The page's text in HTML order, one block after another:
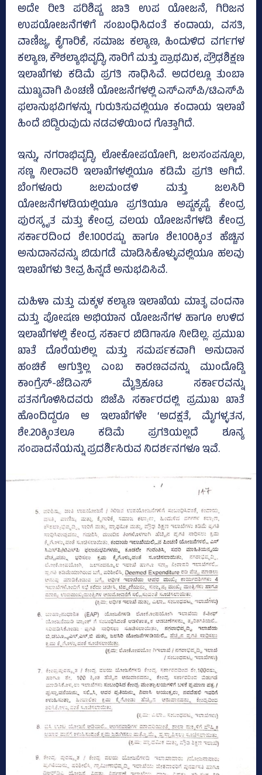
ಅದೇ ರೀತಿ ಪರಿಶಿಷ್ಟ ಜಾತಿ ಉಪ ಯೋಜನೆ, ಗಿರಿಜನ
ಉಪಯೋಜನೆಗಳಿಗೆ ಸಂಬಂಧಿಸಿದಂತೆ ಕಂದಾಯ, ವಸತಿ,
ವಾಣಿಜ್ಯ, ಕೈಗಾರಿಕೆ, ಸಮಾಜ ಕಲ್ಯಾಣ, ಹಿಂದುಳಿದ ವರ್ಗಗಳ
ಕಲ್ಯಾಣ, ಕೌಶಲ್ಯಾಭಿವೃದ್ಧಿ, ಸಾರಿಗೆ ಮತ್ತು ಪ್ರಾಥಮಿಕ, ಪ್ರೌಢಶಿಕ್ಷಣ
ಇಲಾಖೆಗಳು ಕಡಿಮೆ ಪ್ರಗತಿ ಸಾಧಿಸಿವೆ. ಅದರಲ್ಲೂ ತುಂಬಾ
ಮುಖ್ಯವಾಗಿ ಪಿಂಚಣಿ ಯೋಜನೆಗಳಲ್ಲಿ ಎಸ್‌ಎಸ್‌ಪಿ/ಟಿಎಸ್‌ಪಿ
ಫಲಾನುಭವಿಗಳನ್ನು ಗುರುತಿಸುವಲ್ಲಿಯೂ ಕಂದಾಯ ಇಲಾಖೆ
ಹಿಂದೆ ಬಿದ್ದಿರುವುದು ನಡವಳಿಯಿಂದ ಗೊತ್ತಾಗಿದೆ.
ಇನ್ನು, ನಗರಾಭಿವೃದ್ಧಿ, ಲೋಕೋಪಯೋಗಿ, ಜಲಸಂಪನ್ಮೂಲ,
ಸಣ್ಣ ನೀರಾವರಿ ಇಲಾಖೆಗಳಲ್ಲಿಯೂ ಕಡಿಮೆ ಪ್ರಗತಿ ಆಗಿದೆ.
ಬೆಂಗಳೂರು ಜಲಮಂಡಳಿ ಮತ್ತು ಜಲಸಿರಿ
ಯೋಜನೆಗಳಡಿಯಲ್ಲಿಯೂ ಪ್ರಗತಿಯೂ ಅಷ್ಟಕ್ಕಷ್ಟೆ. ಕೇಂದ್ರ
ಪುರಸ್ಕೃತ ಮತ್ತು ಕೇಂದ್ರ ವಲಯ ಯೋಜನೆಗಳಡಿ ಕೇಂದ್ರ
ಸರ್ಕಾರದಿಂದ ಶೇ.100ರಷ್ಟು ಹಾಗೂ ಶೇ.100ಕ್ಕಿಂತ ಹೆಚ್ಚಿನ
ಅನುದಾನವನ್ನು ಬಿಡುಗಡೆ ಮಾಡಿಸಿಕೊಳ್ಳುವಲ್ಲಿಯೂ ಹಲವು
ಇಲಾಖೆಗಳು ತೀವ್ರ ಹಿನ್ನಡೆ ಅನುಭವಿಸಿವೆ.
ಮಹಿಳಾ ಮತ್ತು ಮಕ್ಕಳ ಕಲ್ಯಾಣ ಇಲಾಖೆಯ ಮಾತೃ ವಂದನಾ
ಮತ್ತು ಪೋಷಣ ಅಭಿಯಾನ ಯೋಜನೆಗಳ ಹಾಗೂ ಉಳಿದ
ಇಲಾಖೆಗಳಲ್ಲಿ ಕೇಂದ್ರ ಸರ್ಕಾರ ಬಿಡಿಗಾಸೂ ನೀಡಿಲ್ಲ. ಪ್ರಮುಖ
ಖಾತೆ ದೊರೆಯಲಿಲ್ಲ ಮತ್ತು ಸಮರ್ಪಕವಾಗಿ ಅನುದಾನ
ಹಂಚಿಕೆ ಆಗುತ್ತಿಲ್ಲ ಎಂಬ ಕಾರಣವವನ್ನು ಮುಂದೊಡ್ಡಿ
ಕಾಂಗ್ರೆಸ್‌-ಜೆಡಿಎಸ್‌ ಮೈತ್ರಿಕೂಟ ಸರ್ಕಾರವನ್ನು
ಪತನಗೊಳಿಸಿದವರು ಬಿಜೆಪಿ ಸರ್ಕಾರದಲ್ಲಿ ಪ್ರಮುಖ ಖಾತೆ
ಹೊಂದಿದ್ದರೂ ಆ ಇಲಾಖೆಗಳೇ ‘ಅದಕ್ಷತೆ, ಮೈಗಳ್ಳತನ,
ಶೇ.20ಕ್ಕಿಂತಲೂ ಕಡಿಮೆ ಪ್ರಗತಿಯಲ್ಲದೆ ಶೂನ್ಯ
ಸಂಪಾದನೆಯನ್ನು ಪ್ರದರ್ಶಿಸಿರುವ ನಿದರ್ಶನಗಳೂ ಇವೆ.